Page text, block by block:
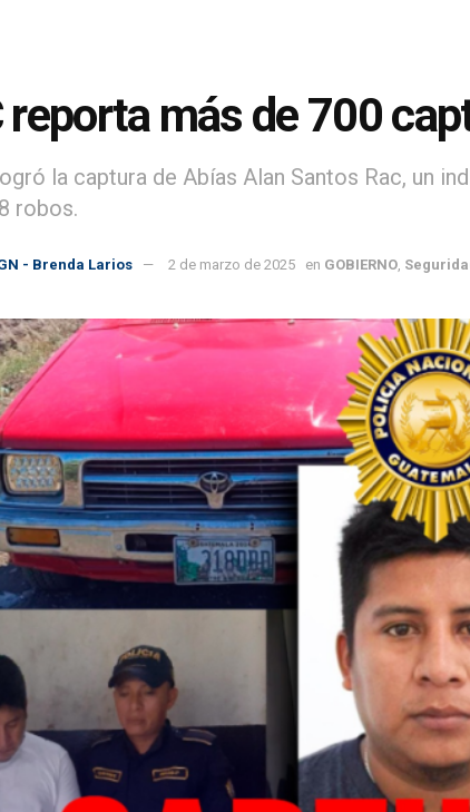
reporta más de 700
la captura de Abías Alan Santos Rac, un
robos.
- Brenda Larios 2 de marzo de 2025 en GOBIERNO